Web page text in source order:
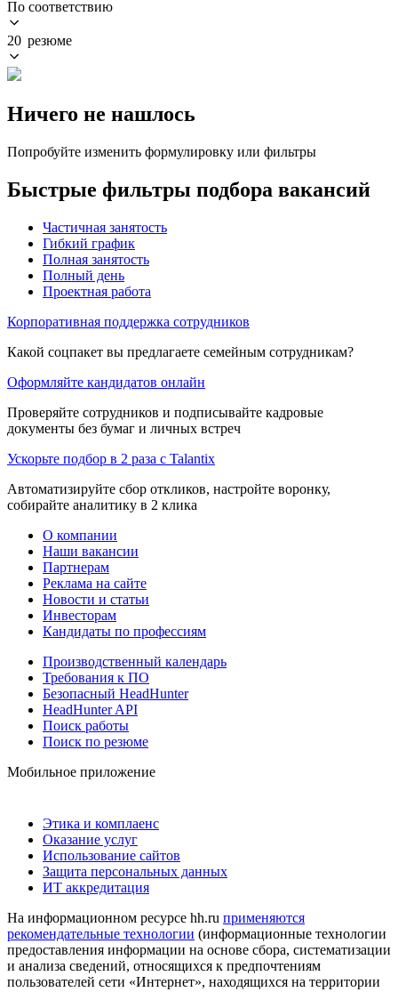
По соответствию
20 резюме
Ничего не нашлось
Попробуйте изменить формулировку или фильтры
Быстрые фильтры подбора вакансий
Частичная занятость
Гибкий график
Полная занятость
Полный день
Проектная работа
Корпоративная поддержка сотрудников
Какой соцпакет вы предлагаете семейным сотрудникам?
Оформляйте кандидатов онлайн
Проверяйте сотрудников и подписывайте кадровые
документы без бумаг и личных встреч
Ускорьте подбор в 2 раза с Talantix
Автоматизируйте сбор откликов, настройте воронку,
собирайте аналитику в 2 клика
О компании
Наши вакансии
Партнерам
Реклама на сайте
Новости и статьи
Инвесторам
Кандидаты по профессиям
Производственный календарь
Требования к ПО
Безопасный HeadHunter
HeadHunter API
Поиск работы
Поиск по резюме
Мобильное приложение
Этика и комплаенс
Оказание услуг
Использование сайтов
Защита персональных данных
ИТ аккредитация
На информационном ресурсе hh.ru применяются
рекомендательные технологии (информационные технологии
предоставления информации на основе сбора, систематизации
и анализа сведений, относящихся к предпочтениям
пользователей сети «Интернет», находящихся на территории